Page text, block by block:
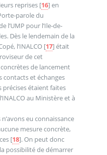
reprises[16]en
parole du
l’UMP pour l’Ile-de-
Dès le lendemain de la
l’INALCO[17]était
de cet
de lancement
contacts et échanges
précises étaient faites
au Ministère et à
eu connaissance
mesure concrète,
[18]. On peut donc
possibilité de démarrer